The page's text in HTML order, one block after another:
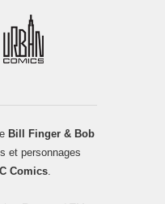
Bill Finger & Bob
et personnages
Comics.